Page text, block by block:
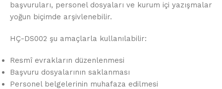
başvuruları, personel dosyaları ve kurum içi yazışmalar
yoğun biçimde arşivlenebilir.
HÇ-DS002 şu amaçlarla kullanılabilir:
Resmî evrakların düzenlenmesi
Başvuru dosyalarının saklanması
Personel belgelerinin muhafaza edilmesi